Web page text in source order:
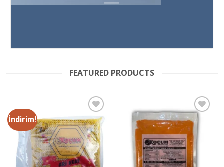
FEATURED PRODUCTS
İndirim!
Favorilere
Ekle
Favorilere
Ekle